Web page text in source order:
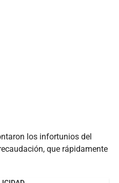
los infortunios del
que rápidamente